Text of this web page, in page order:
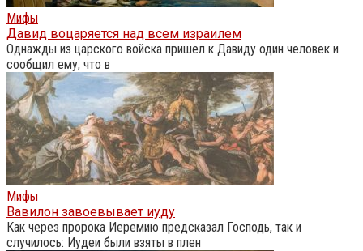
Мифы
Давид воцаряется над всем израилем
Однажды из царского войска пришел к Давиду один человек и
сообщил ему, что в
Мифы
Вавилон завоевывает иуду
Как через пророка Иеремию предсказал Господь, так и
случилось: Иудеи были взяты в плен